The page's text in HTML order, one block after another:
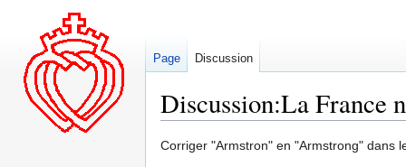
Discussion:La France
Aller
Aller
Corriger "Armstron" en "Armstrong" dans
Page Discussion